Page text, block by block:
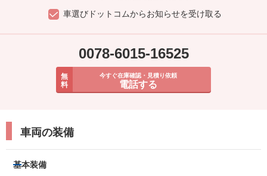
車選びドットコムからお知らせを受け取る
0078-6015-16525
無
料
今すぐ在庫確認・見積り依頼
電話する
車両の装備
基本装備